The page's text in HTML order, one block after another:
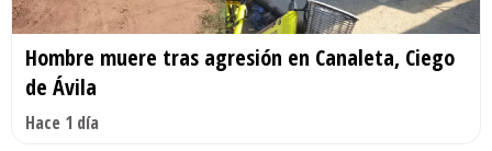
Hombre muere tras agresión en Canaleta, Ciego
de Ávila
Hace 1 día